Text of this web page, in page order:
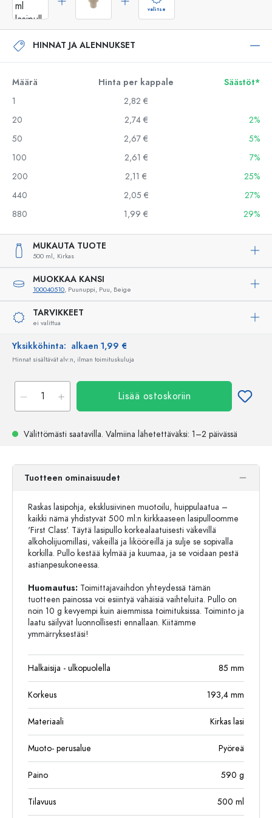
valitse
HINNAT JA ALENNUKSET
Määrä Hinta per kappale
Säästöt*
1
2,82 €
20
2,74 €
2%
50
2,67 €
5%
100
2,61 €
7%
200
2,11 €
25%
440
2,05 €
27%
880
1,99 € 29%
MUKAUTA TUOTE
500 ml, Kirkas
MUOKKAA KANSI
100040510, Puunuppi, Puu, Beige
TARVIKKEET
ei valittua
Yksikköhinta: alkaen 1,99 €
Hinnat sisältävät alv:n, ilman toimituskuluja
Lisää ostoskoriin
Välittömästi saatavilla. Valmiina lähetettäväksi: 1–2 päivässä
Tuotteen ominaisuudet
Raskas lasipohja, eksklusiivinen muotoilu, huippulaatua –
kaikki nämä yhdistyvät 500 ml:n kirkkaaseen lasipulloomme
'First Class'. Täytä lasipullo korkealaatuisesti väkevillä
alkoholijuomillasi, väkeillä ja likööreillä ja sulje se sopivalla
korkilla. Pullo kestää kylmää ja kuumaa, ja se voidaan pestä
astianpesukoneessa.
Huomautus: Toimittajavaihdon yhteydessä tämän
tuotteen painossa voi esiintyä vähäisiä vaihteluita. Pullo on
noin 10 g kevyempi kuin aiemmissa toimituksissa. Toiminto ja
laatu säilyvät luonnollisesti ennallaan. Kiitämme
ymmärryksestäsi!
Halkaisija - ulkopuolella 85 mm
Korkeus 193,4 mm
Materiaali Kirkas lasi
Muoto- perusalue Pyöreä
Paino 590 g
Tilavuus 500 ml